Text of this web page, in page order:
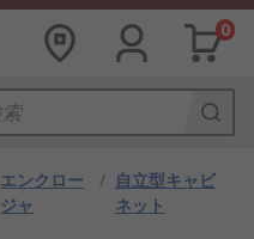
0
エンクロー
ジャ
/ 自立型キャビ
ネット